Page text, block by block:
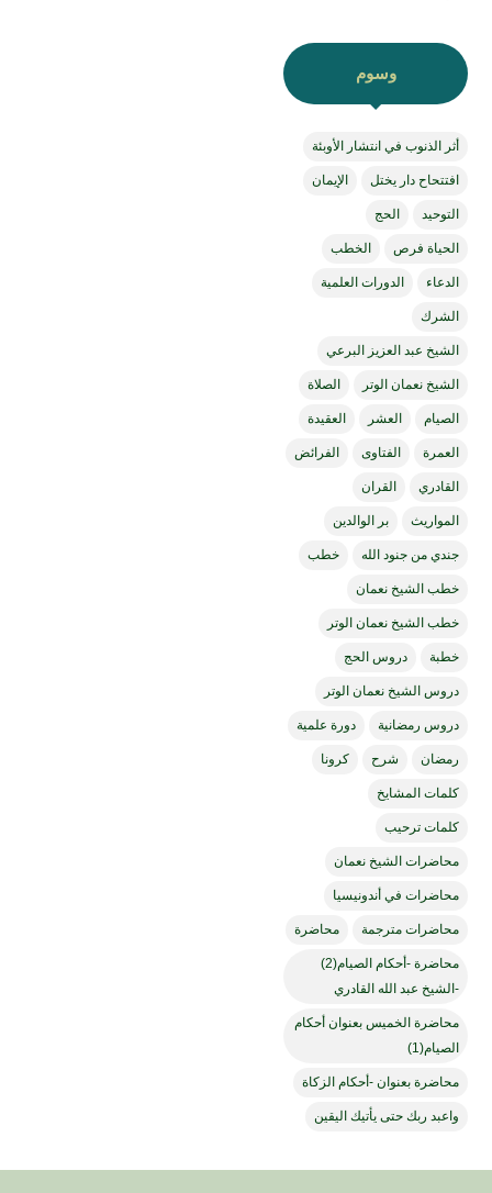
وسوم
أثر الذنوب في انتشار الأوبئة
افتتحاح دار يختل الإيمان
التوحيد الحج
الحياة فرص الخطب
الدعاء الدورات العلمية
الشرك
الشيخ عبد العزيز البرعي
الشيخ نعمان الوتر الصلاة
الصيام العشر العقيدة
العمرة الفتاوى الفرائض
القادري القران
المواريث بر الوالدين
جندي من جنود الله خطب
خطب الشيخ نعمان
خطب الشيخ نعمان الوتر
خطبة دروس الحج
دروس الشيخ نعمان الوتر
دروس رمضانية دورة علمية
رمضان شرح كرونا
كلمات المشايخ
كلمات ترحيب
محاضرات الشيخ نعمان
محاضرات في أندونيسيا
محاضرات مترجمة محاضرة
محاضرة -أحكام الصيام(2)
-الشيخ عبد الله القادري
محاضرة الخميس بعنوان أحكام
الصيام(1)
محاضرة بعنوان -أحكام الزكاة
واعبد ربك حتى يأتيك اليقين